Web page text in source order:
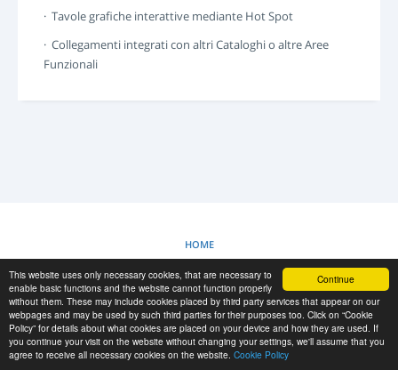
Continue
This website uses only necessary cookies, that are necessary to
enable basic functions and the website cannot function properly
without them. These may include cookies placed by third party services that appear on our
webpages and may be used by such third parties for their purposes too. Click on “Cookie
Policy” for details about what cookies are placed on your device and how they are used. If
you continue your visit on the website without changing your settings, we'll assume that you
agree to receive all necessary cookies on the website. Cookie Policy
REGISTRAZIONE
· Tavole grafiche interattive mediante Hot Spot
· Collegamenti integrati con altri Cataloghi o altre Aree
Funzionali
HOME
POLITICA SUI COOKIE
RESCUE MATERIAL